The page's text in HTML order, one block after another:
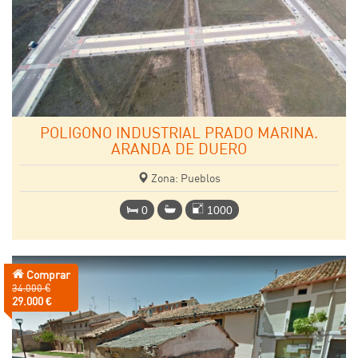
POLIGONO INDUSTRIAL PRADO MARINA.
ARANDA DE DUERO
Zona: Pueblos
0 1000
Comprar
Precio
anterior:
34.000 €
Precio:
29.000 €